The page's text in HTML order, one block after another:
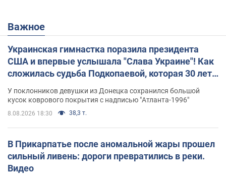
Важное
Украинская гимнастка поразила президента
США и впервые услышала "Слава Украине"! Как
сложилась судьба Подкопаевой, которая 30 лет
У поклонников девушки из Донецка сохранился большой
кусок коврового покрытия с надписью "Атланта-1996"
8.08.2026 18:30 38,3 т.
В Прикарпатье после аномальной жары прошел
сильный ливень: дороги превратились в реки.
Видео